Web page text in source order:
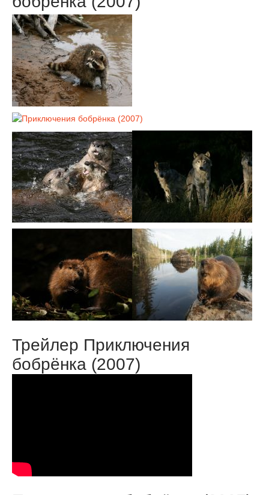
Трейлер Приключения
бобрёнка (2007)